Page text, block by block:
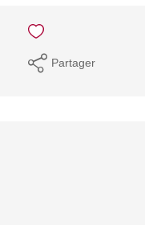
Partager